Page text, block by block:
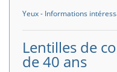
Yeux - Informations
Lentilles de
de 40 ans